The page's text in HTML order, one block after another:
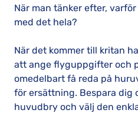
När man tänker efter,
med det hela?
När det kommer till kritan
att ange flyguppgifter och
omedelbart få reda på
för ersättning. Bespara dig
huvudbry och välj den